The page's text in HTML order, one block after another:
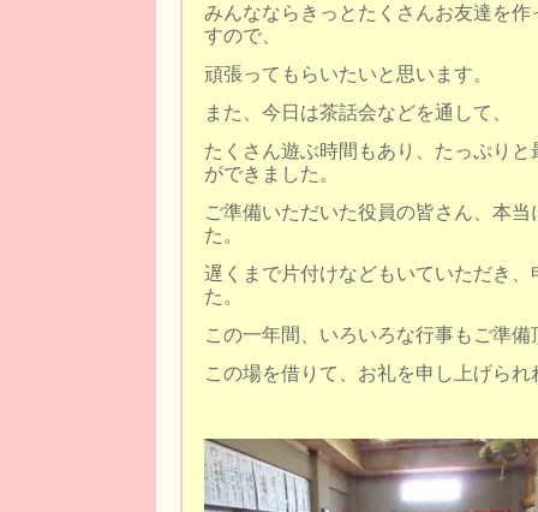
みんなならきっとたくさんお友達を
すので、
頑張ってもらいたいと思います。
また、今日は茶話会などを通して、
たくさん遊ぶ時間もあり、たっぷり
ができました。
ご準備いただいた役員の皆さん、本
た。
遅くまで片付けなどもいていただき
た。
この一年間、いろいろな行事もご準
この場を借りて、お礼を申し上げら